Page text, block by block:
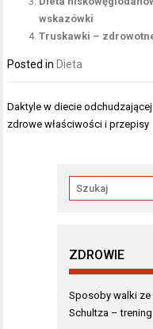
wskazówki
Truskawki –
Posted in Dieta
Nawigacja
wpisu
Daktyle w diecie
zdrowe właściwości i przepisy
ZDROWIE
Sposoby walki ze
Schultza –